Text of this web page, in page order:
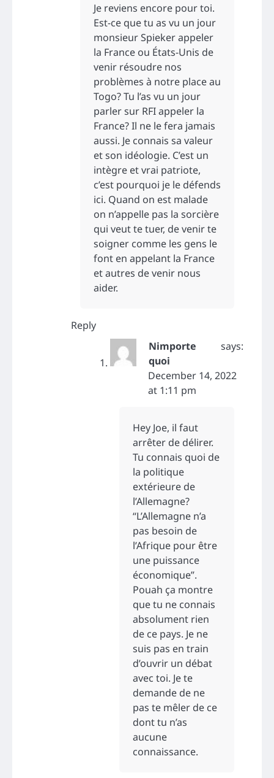
Je reviens encore pour toi.
Est-ce que tu as vu un jour
monsieur Spieker appeler
la France ou États-Unis de
venir résoudre nos
problèmes à notre place au
Togo? Tu l’as vu un jour
parler sur RFI appeler la
France? Il ne le fera jamais
aussi. Je connais sa valeur
et son idéologie. C’est un
intègre et vrai patriote,
c’est pourquoi je le défends
ici. Quand on est malade
on n’appelle pas la sorcière
qui veut te tuer, de venir te
soigner comme les gens le
font en appelant la France
et autres de venir nous
aider.
Reply
Nimporte
quoi
says:
December 14, 2022
at 1:11 pm
Hey Joe, il faut
arrêter de délirer.
Tu connais quoi de
la politique
extérieure de
l’Allemagne?
“L’Allemagne n’a
pas besoin de
l’Afrique pour être
une puissance
économique”.
Pouah ça montre
que tu ne connais
absolument rien
de ce pays. Je ne
suis pas en train
d’ouvrir un débat
avec toi. Je te
demande de ne
pas te mêler de ce
dont tu n’as
aucune
connaissance.